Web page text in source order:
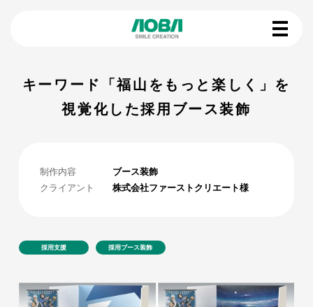
キーワード「福山をもっと楽しく」を
視覚化した採用ブース装飾
制作内容
ブース装飾
クライアント
株式会社ファーストクリエート様
採用支援 採用ブース装飾